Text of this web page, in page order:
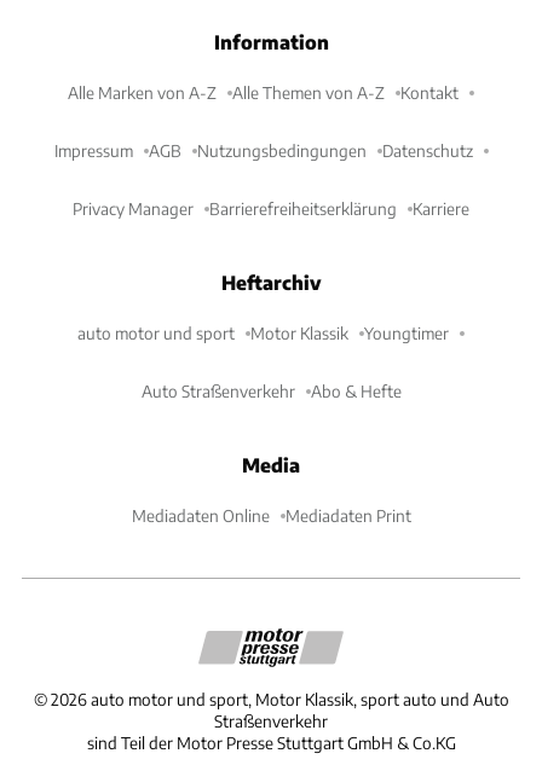
Information
Alle Marken von A-Z Alle Themen von A-Z Kontakt
Impressum AGB Nutzungsbedingungen Datenschutz
Privacy Manager Barrierefreiheitserklärung Karriere
Heftarchiv
auto motor und sport Motor Klassik Youngtimer
Auto Straßenverkehr Abo & Hefte
Media
Mediadaten Online Mediadaten Print
©2026 auto motor und sport, Motor Klassik, sport auto und Auto
Straßenverkehr
sind Teil der Motor Presse Stuttgart GmbH & Co.KG